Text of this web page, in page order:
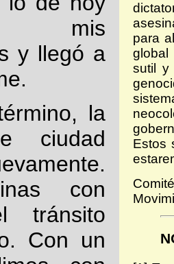
para
global
sutil y
Estos
mis
y llegó a
la
ciudad
con
tránsito
Con un